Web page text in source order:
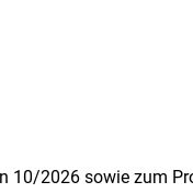
10/2026 sowie zum